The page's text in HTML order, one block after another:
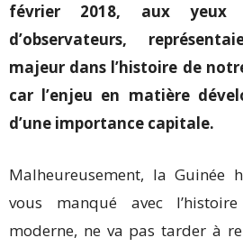
février 2018, aux yeux
d’observateurs,
majeur dans l’histoire de
car l’enjeu en matière
d’une importance capitale.
Malheureusement, la Guinée
vous manqué avec
moderne, ne va pas tarder à